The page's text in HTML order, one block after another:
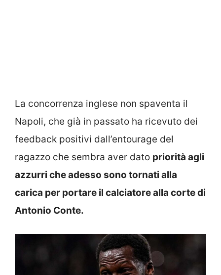
La concorrenza inglese non spaventa il
Napoli, che già in passato ha ricevuto dei
feedback positivi dall’entourage del
ragazzo che sembra aver dato priorità agli
azzurri che adesso sono tornati alla
carica per portare il calciatore alla corte di
Antonio Conte.